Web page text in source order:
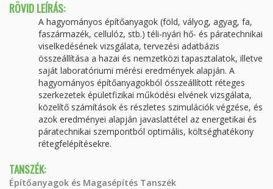
RÖVID LEÍRÁS:
A hagyományos építőanyagok (föld, vályog, agyag, fa,
faszármazék, cellulóz, stb.) téli-nyári hő- és páratechnikai
viselkedésének vizsgálata, tervezési adatbázis
összeállítása a hazai és nemzetközi ta­pasztalatok, illetve
saját laboratóriumi mérési eredmények alapján. A
hagyományos építőanyagokból összeállított réteges
szerkezetek épületfizikai működési elvének vizsgálata,
közelítő számítások és részletes szimulációk végzése, és
azok eredményei alapján javaslattétel az energetikai és
pára­technikai szempontból optimális, költséghatékony
rétegfelépítésekre.
TANSZÉK:
Építőanyagok és Magasépítés Tanszék